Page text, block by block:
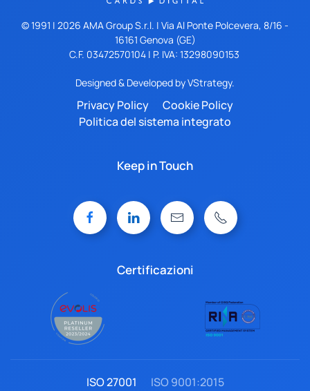
© 1991 | 2026 AMA Group S.r.l. | Via Al Ponte Polcevera, 8/16 -
16161 Genova (GE)
C.F. 03472570104 | P. IVA: 13298090153
Designed & Developed byVStrategy.
Privacy Policy
Cookie Policy
Politica del sistema integrato
Keep in Touch
Certificazioni
ISO 27001 ISO 9001:2015